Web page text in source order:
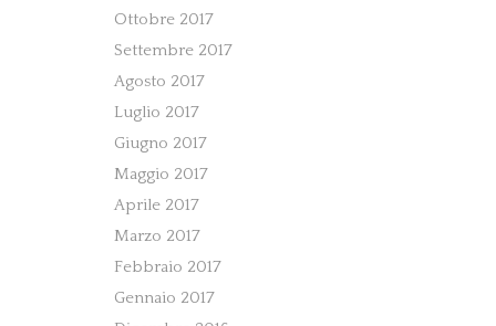
Ottobre 2017
Settembre 2017
Agosto 2017
Luglio 2017
Giugno 2017
Maggio 2017
Aprile 2017
Marzo 2017
Febbraio 2017
Gennaio 2017